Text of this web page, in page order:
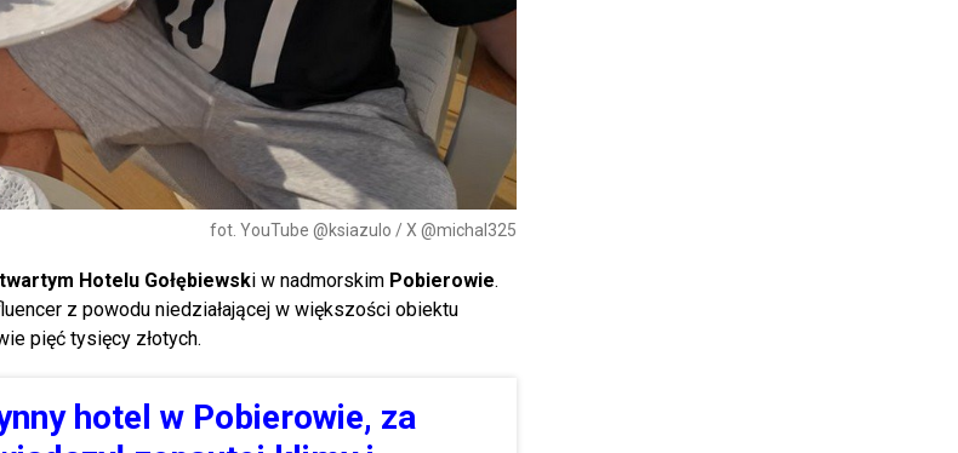
fot. YouTube @ksiazulo / X @michal325
Hotelu Gołębiewski w nadmorskim Pobierowie.
z powodu niedziałającej w większości obiektu
pięć tysięcy złotych.
hotel w Pobierowie, za